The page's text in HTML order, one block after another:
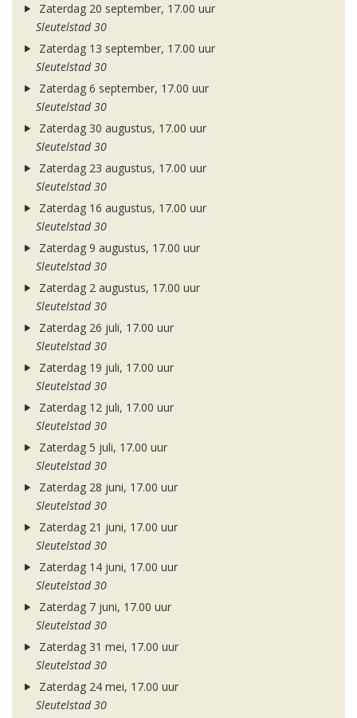
Zaterdag 20 september, 17.00 uur
Sleutelstad 30
Zaterdag 13 september, 17.00 uur
Sleutelstad 30
Zaterdag 6 september, 17.00 uur
Sleutelstad 30
Zaterdag 30 augustus, 17.00 uur
Sleutelstad 30
Zaterdag 23 augustus, 17.00 uur
Sleutelstad 30
Zaterdag 16 augustus, 17.00 uur
Sleutelstad 30
Zaterdag 9 augustus, 17.00 uur
Sleutelstad 30
Zaterdag 2 augustus, 17.00 uur
Sleutelstad 30
Zaterdag 26 juli, 17.00 uur
Sleutelstad 30
Zaterdag 19 juli, 17.00 uur
Sleutelstad 30
Zaterdag 12 juli, 17.00 uur
Sleutelstad 30
Zaterdag 5 juli, 17.00 uur
Sleutelstad 30
Zaterdag 28 juni, 17.00 uur
Sleutelstad 30
Zaterdag 21 juni, 17.00 uur
Sleutelstad 30
Zaterdag 14 juni, 17.00 uur
Sleutelstad 30
Zaterdag 7 juni, 17.00 uur
Sleutelstad 30
Zaterdag 31 mei, 17.00 uur
Sleutelstad 30
Zaterdag 24 mei, 17.00 uur
Sleutelstad 30